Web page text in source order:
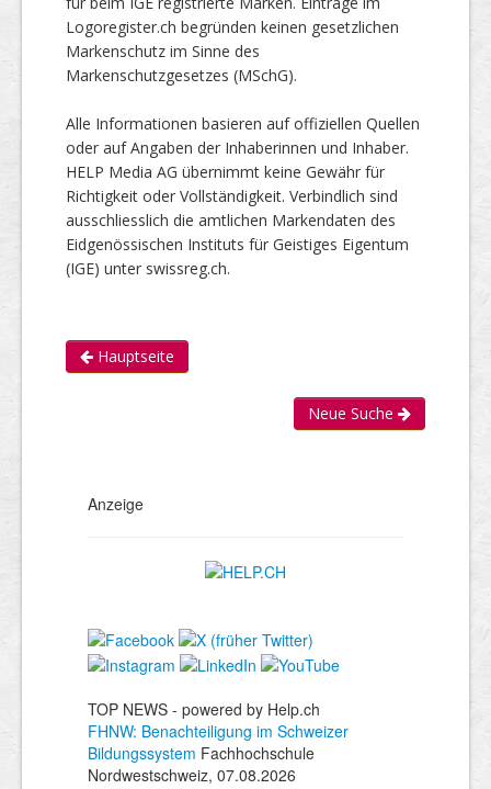
Logoregister.ch begründen keinen gesetzlichen
Markenschutz im Sinne des
Markenschutzgesetzes (MSchG).
Alle Informationen basieren auf offiziellen Quellen
oder auf Angaben der Inhaberinnen und Inhaber.
HELP Media AG übernimmt keine Gewähr für
Richtigkeit oder Vollständigkeit. Verbindlich sind
ausschliesslich die amtlichen Markendaten des
Eidgenössischen Instituts für Geistiges Eigentum
(IGE) unter swissreg.ch.
Hauptseite
Neue Suche